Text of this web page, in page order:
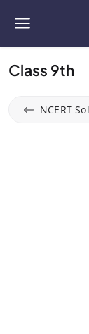
Class 9th
NCERT